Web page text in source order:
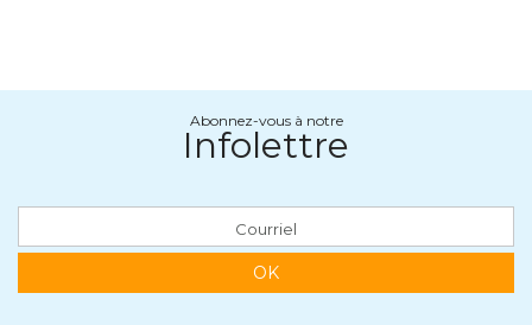
Abonnez-vous à notre
Infolettre
OK